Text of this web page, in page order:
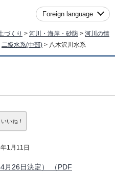
Foreign language
づくり > 河川・海岸・砂防 > 河川の情
二級水系(中部) > 八木沢川水系
いいね！
1月11日
月26日決定） （PDF